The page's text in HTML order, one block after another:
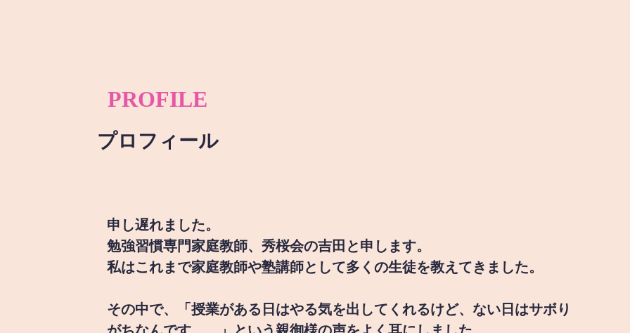
PROFILE
プロフィール
申し遅れました。
勉強習慣専門家庭教師、秀桜会の吉田と申します。
私はこれまで家庭教師や塾講師として多くの生徒を教えてきました。
その中で、「授業がある日はやる気を出してくれるけど、ない日はサボり